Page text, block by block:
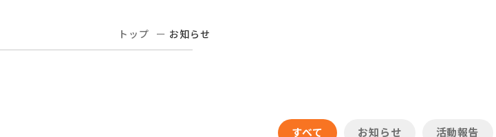
トップ お知らせ
すべて お知らせ 活動報告